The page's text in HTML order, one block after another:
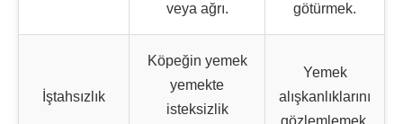
veya ağrı.
götürmek.
İştahsızlık
Köpeğin yemek
yemekte
isteksizlik
Yemek
alışkanlıklarını
gözlemlemek.